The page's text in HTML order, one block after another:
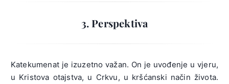
3. Perspektiva
Katekumenat je izuzetno važan. On je uvođenje u vjeru,
u Kristova otajstva, u Crkvu, u kršćanski način života.